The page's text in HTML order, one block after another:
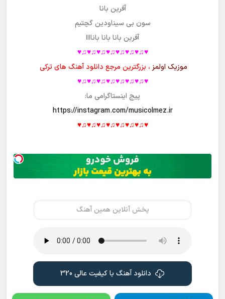
آفرین بانا
سون بی سیناودین گچتیم
آفرین بانا بانا باناااا
♥♫♥♫♥♫♥♫♥♫♥♫♥♫♥
موزیک اولمز ، بزرگترین مرجع دانلود آهنگ های ترکی
♥♫♥♫♥♫♥♫♥♫♥♫♥♫♥
پیج اینستاگرامی ما:
https://instagram.com/musicolmez.ir
♥♫♥♫♥♫♥♫♥♫♥♫♥♫♥
پخش آنلاین همین آهنگ
دانلود آهنگ با کیفیت عالی 320